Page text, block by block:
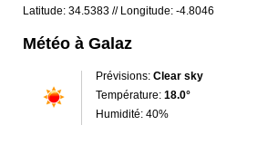
Latitude: 34.5383 // Longitude: -4.8046
Météo à Galaz
Prévisions: Clear sky
Température: 18.0°
Humidité: 40%